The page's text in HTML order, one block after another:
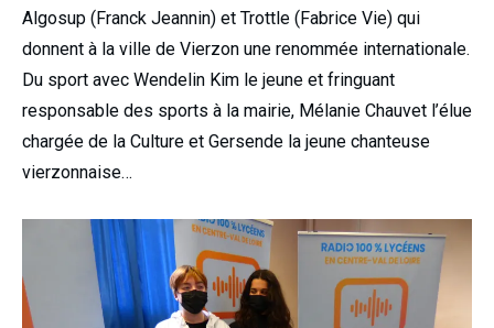
Algosup (Franck Jeannin) et Trottle (Fabrice Vie) qui
donnent à la ville de Vierzon une renommée internationale.
Du sport avec Wendelin Kim le jeune et fringuant
responsable des sports à la mairie, Mélanie Chauvet l’élue
chargée de la Culture et Gersende la jeune chanteuse
vierzonnaise…